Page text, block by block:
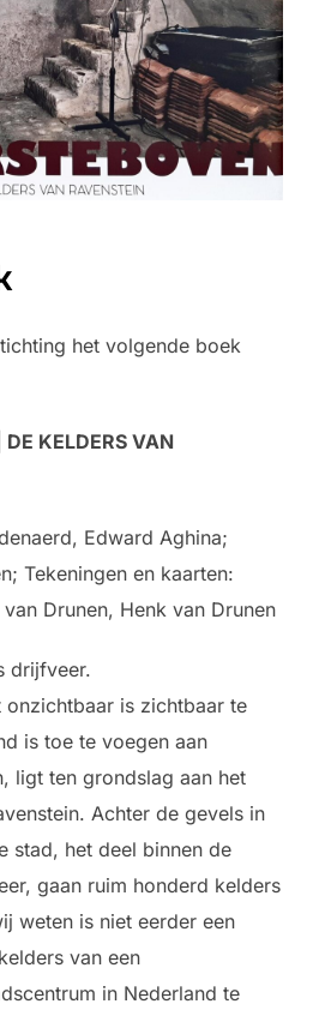
het volgende boek
KELDERS VAN
Edward Aghina;
Tekeningen en kaarten:
Drunen, Henk van Drunen
drijfveer.
onzichtbaar is zichtbaar te
is toe te voegen aan
ligt ten grondslag aan het
Achter de gevels in
stad, het deel binnen de
gaan ruim honderd kelders
weten is niet eerder een
van een
in Nederland te